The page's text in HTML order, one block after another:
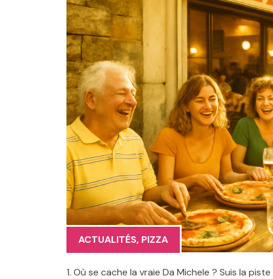
ACTUALITÉS, PIZZA
1. Où se cache la vraie Da Michele ? Suis la